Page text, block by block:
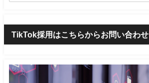
TikTok採用はこちらからお問い合わせ